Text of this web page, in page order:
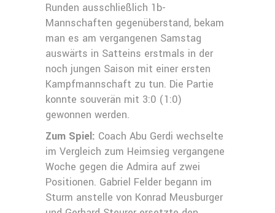
Runden ausschließlich 1b-
Mannschaften gegenüberstand, bekam
man es am vergangenen Samstag
auswärts in Satteins erstmals in der
noch jungen Saison mit einer ersten
Kampfmannschaft zu tun. Die Partie
konnte souverän mit 3:0 (1:0)
gewonnen werden.
Zum Spiel: Coach Abu Gerdi wechselte
im Vergleich zum Heimsieg vergangene
Woche gegen die Admira auf zwei
Positionen. Gabriel Felder begann im
Sturm anstelle von Konrad Meusburger